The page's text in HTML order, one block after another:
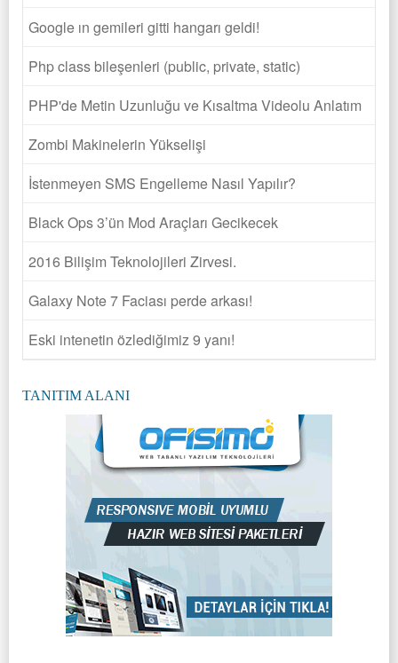
Google ın gemileri gitti hangarı geldi!
Php class bileşenleri (public, private, static)
PHP'de Metin Uzunluğu ve Kısaltma Videolu Anlatım
Zombi Makinelerin Yükselişi
İstenmeyen SMS Engelleme Nasıl Yapılır?
Black Ops 3’ün Mod Araçları Gecikecek
2016 Bilişim Teknolojileri Zirvesi.
Galaxy Note 7 Faciası perde arkası!
Eski intenetin özlediğimiz 9 yanı!
TANITIM ALANI